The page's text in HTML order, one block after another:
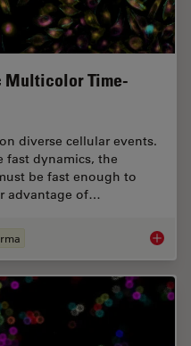
Multicolor Time-
diverse cellular events.
fast dynamics, the
be fast enough to
advantage of…
How to